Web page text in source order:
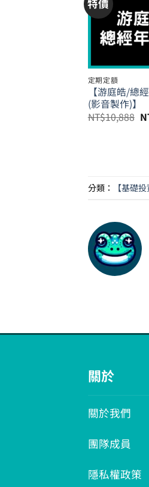
特價
定期定額
【游庭皓/總
(影音製作)】
NT$10,888 原
始
分類： 【基礎
關於
關於我們
團隊成員
隱私權政策